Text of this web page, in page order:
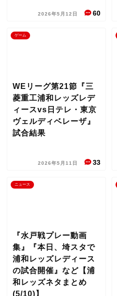
2026年5月12日 60
ゲーム
WEリーグ第21節『三
菱重工浦和レッズレデ
ィースvs日テレ・東京
ヴェルディベレーザ』
試合結果
2026年5月11日 33
ニュース
『水戸戦プレー動画
集』『本日、埼スタで
浦和レッズレディース
の試合開催』など【浦
和レッズネタまとめ
(5/10)】